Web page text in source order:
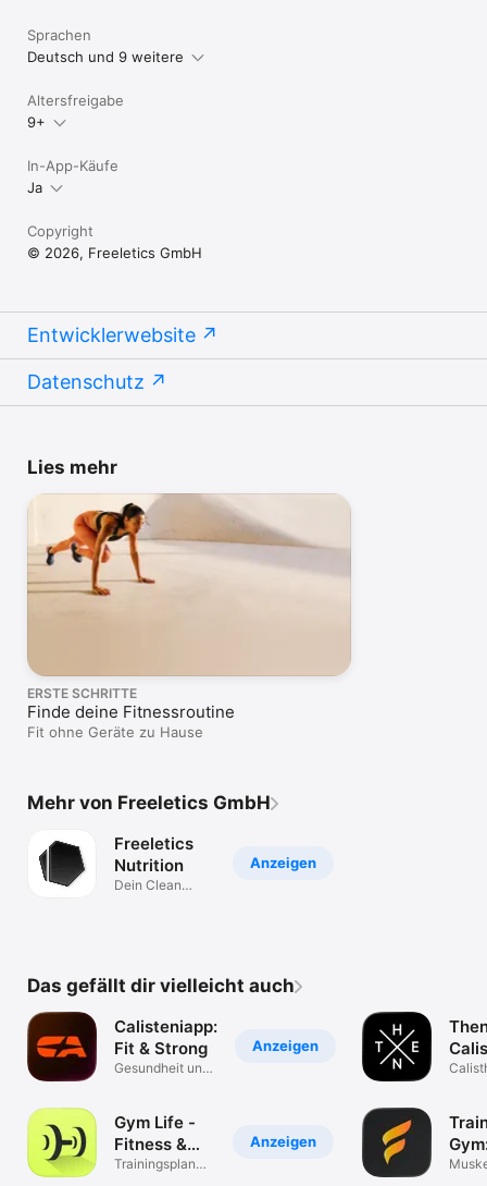
Sprachen
Deutsch und 9 weitere
Altersfreigabe
9+
In-App-Käufe
Ja
Copyright
© 2026, Freeletics GmbH
Entwicklerwebsite
Datenschutz
Lies mehr
ERSTE SCHRITTE
Finde deine Fitnessroutine
Fit ohne Geräte zu Hause
Mehr von Freeletics GmbH
Anzeigen
Freeletics
Nutrition
Dein Clean
Das gefällt dir vielleicht auch
Anzeigen
Calisteniapp:
Fit & Strong
Gesundheit und
Anzeigen
Gym Life -
Fitness &
Workout
Trainingsplan